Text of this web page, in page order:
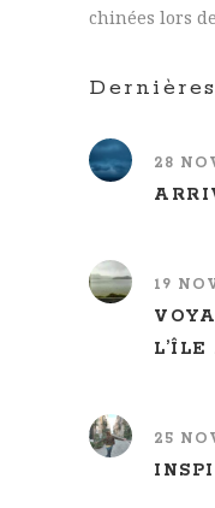
chinées lors
28
19
25